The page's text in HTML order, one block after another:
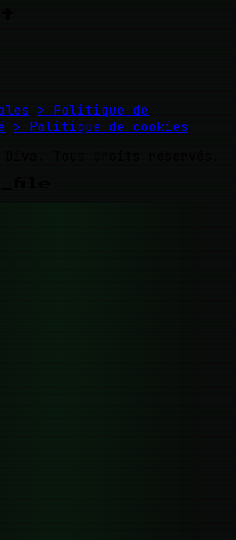
> Politique de
> Politique de cookies